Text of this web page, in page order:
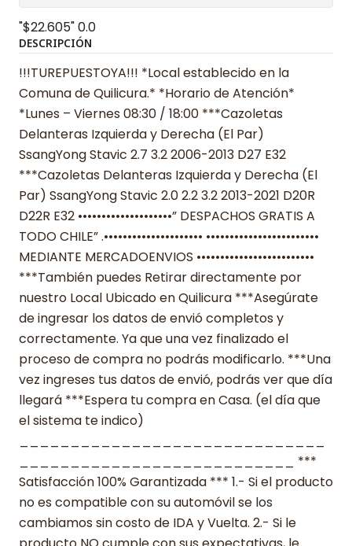
"$22.605"0.0
DESCRIPCIÓN
!!!TUREPUESTOYA!!! *Local establecido en la
Comuna de Quilicura.* *Horario de Atención*
*Lunes – Viernes 08:30 / 18:00 ***Cazoletas
Delanteras Izquierda y Derecha (El Par)
SsangYong Stavic 2.7 3.2 2006-2013 D27 E32
***Cazoletas Delanteras Izquierda y Derecha (El
Par) SsangYong Stavic 2.0 2.2 3.2 2013-2021 D20R
D22R E32 ••••••••••••••••••••” DESPACHOS GRATIS A
TODO CHILE” .••••••••••••••••••••• ••••••••••••••••••••••••
MEDIANTE MERCADOENVIOS •••••••••••••••••••••••••
***También puedes Retirar directamente por
nuestro Local Ubicado en Quilicura ***Asegúrate
de ingresar los datos de envió completos y
correctamente. Ya que una vez finalizado el
proceso de compra no podrás modificarlo. ***Una
vez ingreses tus datos de envió, podrás ver que día
llegará ***Espera tu compra en Casa. (el día que
el sistema te indico)
___________________________ ***
Satisfacción 100% Garantizada *** 1.- Si el producto
no es compatible con su automóvil se los
cambiamos sin costo de IDA y Vuelta. 2.- Si le